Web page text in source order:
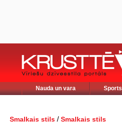
Nauda un vara Sports
Smalkais stils / Smalkais stils